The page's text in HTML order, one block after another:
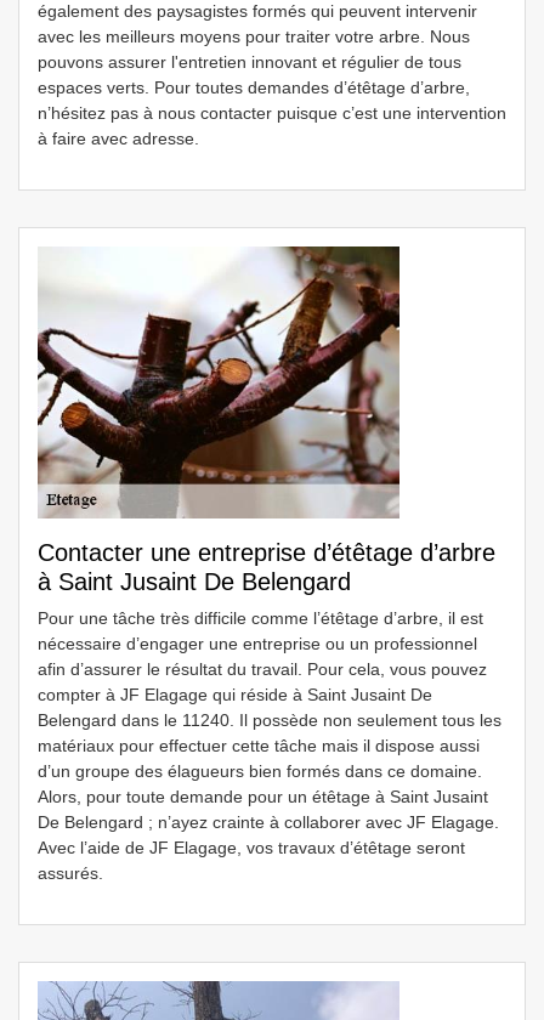
également des paysagistes formés qui peuvent intervenir
avec les meilleurs moyens pour traiter votre arbre. Nous
pouvons assurer l'entretien innovant et régulier de tous
espaces verts. Pour toutes demandes d’étêtage d’arbre,
n’hésitez pas à nous contacter puisque c’est une intervention
à faire avec adresse.
Contacter une entreprise d’étêtage d’arbre
à Saint Jusaint De Belengard
Pour une tâche très difficile comme l’étêtage d’arbre, il est
nécessaire d’engager une entreprise ou un professionnel
afin d’assurer le résultat du travail. Pour cela, vous pouvez
compter à JF Elagage qui réside à Saint Jusaint De
Belengard dans le 11240. Il possède non seulement tous les
matériaux pour effectuer cette tâche mais il dispose aussi
d’un groupe des élagueurs bien formés dans ce domaine.
Alors, pour toute demande pour un étêtage à Saint Jusaint
De Belengard ; n’ayez crainte à collaborer avec JF Elagage.
Avec l’aide de JF Elagage, vos travaux d’étêtage seront
assurés.